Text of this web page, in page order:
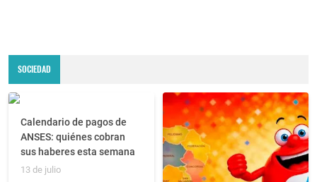
SOCIEDAD
Calendario de pagos de
ANSES: quiénes cobran
sus haberes esta semana
13 de julio